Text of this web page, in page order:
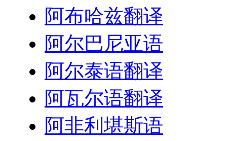
阿布哈兹翻译
阿尔巴尼亚语
阿尔泰语翻译
阿瓦尔语翻译
阿非利堪斯语